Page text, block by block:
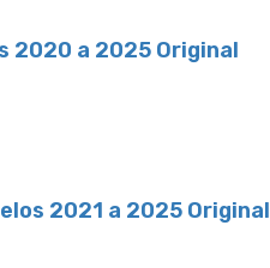
2020 a 2025 Original
2021 a 2025 Original